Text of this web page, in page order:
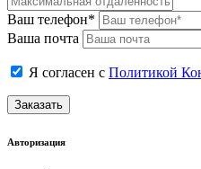
Ваш телефон*
Ваша почта
Я согласен с Политикой
Заказать
Авторизация